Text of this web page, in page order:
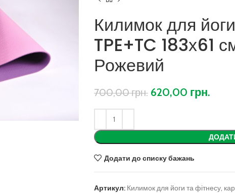
Килимок для
TPE+TC 183х61
Рожевий
700,00грн. 620,00 грн.
Додати до списку бажань
Артикул: Килимок для йоги та фітнесу,